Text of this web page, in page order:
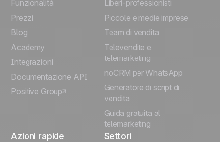
Español
Português
Deutsch
Funzionalità
Prezzi
Blog
Academy
Integrazioni
Documentazione API
Positive Group
Liberi-professionisti
Piccole e medie imprese
Team di vendita
Televendite e
telemarketing
noCRM per WhatsApp
Generatore di script di
vendita
Guida gratuita al
telemarketing
Azioni rapide Settori